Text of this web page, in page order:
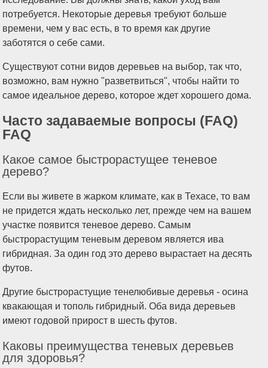
потребуется. Некоторые деревья требуют больше
времени, чем у вас есть, в то время как другие
заботятся о себе сами.
Существуют сотни видов деревьев на выбор, так что,
возможно, вам нужно "разветвиться", чтобы найти то
самое идеальное дерево, которое ждет хорошего дома.
Часто задаваемые вопросы (FAQ)
FAQ
Какое самое быстрорастущее теневое
дерево?
Если вы живете в жарком климате, как в Техасе, то вам
не придется ждать несколько лет, прежде чем на вашем
участке появится теневое дерево. Самым
быстрорастущим теневым деревом является ива
гибридная. За один год это дерево вырастает на десять
футов.
Другие быстрорастущие тенелюбивые деревья - осина
квакающая и тополь гибридный. Оба вида деревьев
имеют годовой прирост в шесть футов.
Каковы преимущества теневых деревьев
для здоровья?